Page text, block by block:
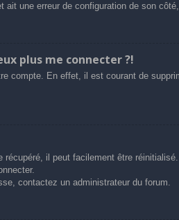
une erreur de configuration de son
plus me connecter ?!
compte. En effet, il est courant de
il peut facilement être
contactez un administrateur du forum.